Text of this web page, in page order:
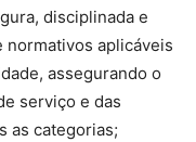
disciplinada e
aplicáveis
assegurando o
serviço e das
as categorias;